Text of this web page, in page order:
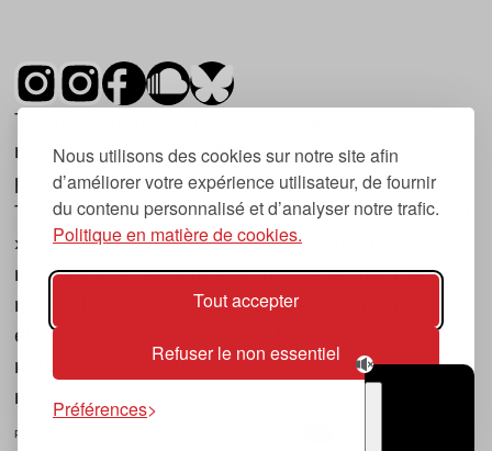
Nous utilisons des cookies sur notre site afin
d’améliorer votre expérience utilisateur, de fournir
du contenu personnalisé et d’analyser notre trafic.
Politique en matière de cookies.
Tout accepter
Refuser le non essentiel
Préférences
Tsugi est un mensuel indépendant sur la
musique et les nouvelles tendances, dont la
première parution date de 2007.
Tsugi en japonais signifie « prochain », « suivant
», ce qui correspond à la thématique du
magazine, à l’affût des nouvelles tendances
musicales, qu’elles viennent de la musique
électronique, du rock ou du hip hop, et des
nouveaux phénomènes de société liés à la
musique.
POLITIQUE DE COOKIES (UE)